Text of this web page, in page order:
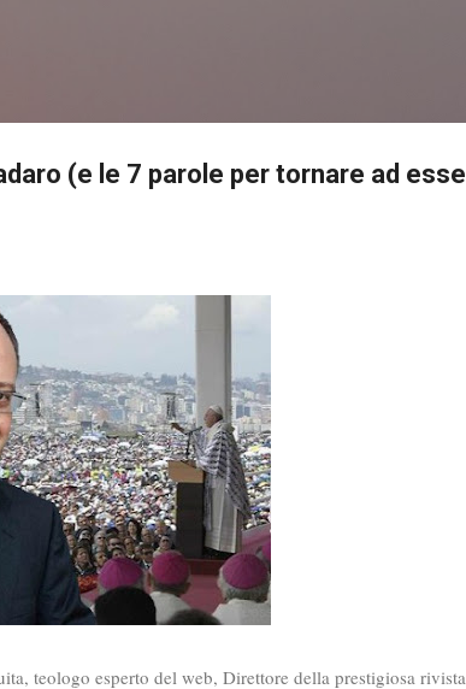
(e le 7 parole per tornare ad
teologo esperto del web, Direttore della prestigiosa